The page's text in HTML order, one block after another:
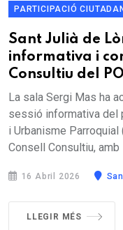
PARTICIPACIÓ
Sant Julià de
informativa i
Consultiu del
La sala Sergi Mas ha
sessió informativa del
i Urbanisme
Consell Consultiu, amb
16 Abril 2026
LLEGIR MÉS